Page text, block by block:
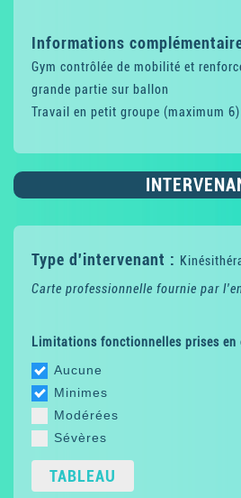
Informations
Gym contrôlée de mobilité et
grande partie sur ballon
Travail en petit groupe (maximum 6)
Type d'intervenant :
Carte professionnelle fournie par
Limitations fonctionnelles prises en
Aucune
Minimes
Modérées
Sévères
TABLEAU